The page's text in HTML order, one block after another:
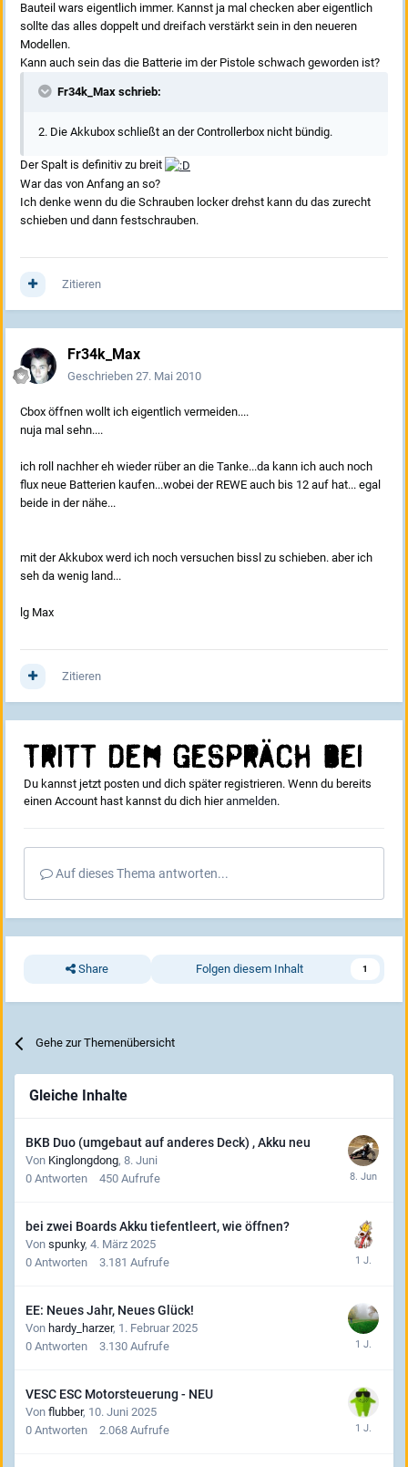
Bauteil wars eigentlich immer. Kannst ja mal checken aber eigentlich
sollte das alles doppelt und dreifach verstärkt sein in den neueren
Modellen.
Kann auch sein das die Batterie im der Pistole schwach geworden ist?
Fr34k_Max schrieb:
2. Die Akkubox schließt an der Controllerbox nicht bündig.
Der Spalt is definitiv zu breit
War das von Anfang an so?
Ich denke wenn du die Schrauben locker drehst kann du das zurecht
schieben und dann festschrauben.
Zitieren
Fr34k_Max
Geschrieben 27. Mai 2010
Cbox öffnen wollt ich eigentlich vermeiden....
nuja mal sehn....
ich roll nachher eh wieder rüber an die Tanke...da kann ich auch noch
flux neue Batterien kaufen...wobei der REWE auch bis 12 auf hat... egal
beide in der nähe...
mit der Akkubox werd ich noch versuchen bissl zu schieben. aber ich
seh da wenig land...
lg Max
Zitieren
Tritt dem Gespräch bei
Du kannst jetzt posten und dich später registrieren. Wenn du bereits
einen Account hast kannst du dich hieranmelden.
Auf dieses Thema antworten...
Share Folgen diesem Inhalt 1
Gehe zur Themenübersicht
Gleiche Inhalte
BKB Duo (umgebaut auf anderes Deck) , Akku neu
Von Kinglongdong, 8. Juni
0 Antworten 450 Aufrufe
bei zwei Boards Akku tiefentleert, wie öffnen?
Von spunky, 4. März 2025
0 Antworten 3.181 Aufrufe
EE: Neues Jahr, Neues Glück!
Von hardy_harzer, 1. Februar 2025
0 Antworten 3.130 Aufrufe
VESC ESC Motorsteuerung - NEU
Von flubber, 10. Juni 2025
0 Antworten 2.068 Aufrufe